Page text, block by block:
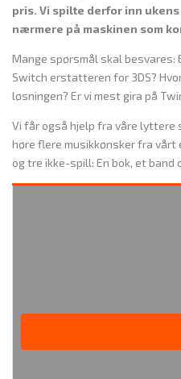
pris. Vi spilte derfor inn
nærmere på maskinen som
Mange spørsmål skal besvares:
Switch erstatteren for 3DS?
løsningen? Er vi mest gira på
Vi får også hjelp fra våre lyttere
høre flere musikkønsker fra
og tre ikke-spill: En bok, et band